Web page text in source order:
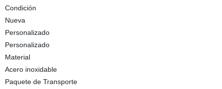
Condición
Nueva
Personalizado
Personalizado
Material
Acero inoxidable
Paquete de Transporte